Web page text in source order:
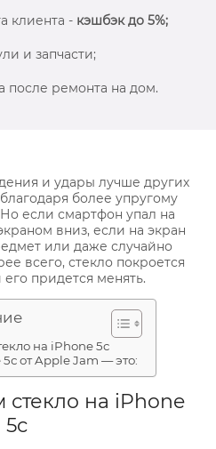
клиента - кэшбэк до 5%;
и запчасти;
после ремонта на дом.
и удары лучше других
более упругому
если смартфон упал на
вниз, если на экран
или даже случайно
всего, стекло покроется
придется менять.
на iPhone 5c
от Apple Jam — это:
на iPhone
5c